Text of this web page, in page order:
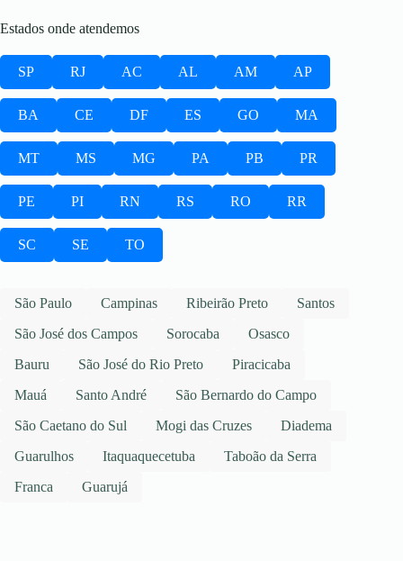
Estados onde atendemos
SP RJ AC AL AM AP
BA CE DF ES GO MA
MT MS MG PA PB PR
PE PI RN RS RO RR
SC SE TO
São Paulo Campinas Ribeirão Preto
Santos
São José dos Campos
Sorocaba
Osasco
Bauru
São José do Rio Preto
Piracicaba
Mauá
Santo André
São Bernardo do Campo
São Caetano do Sul
Mogi das Cruzes
Diadema
Guarulhos
Itaquaquecetuba
Taboão da Serra
Franca
Guarujá